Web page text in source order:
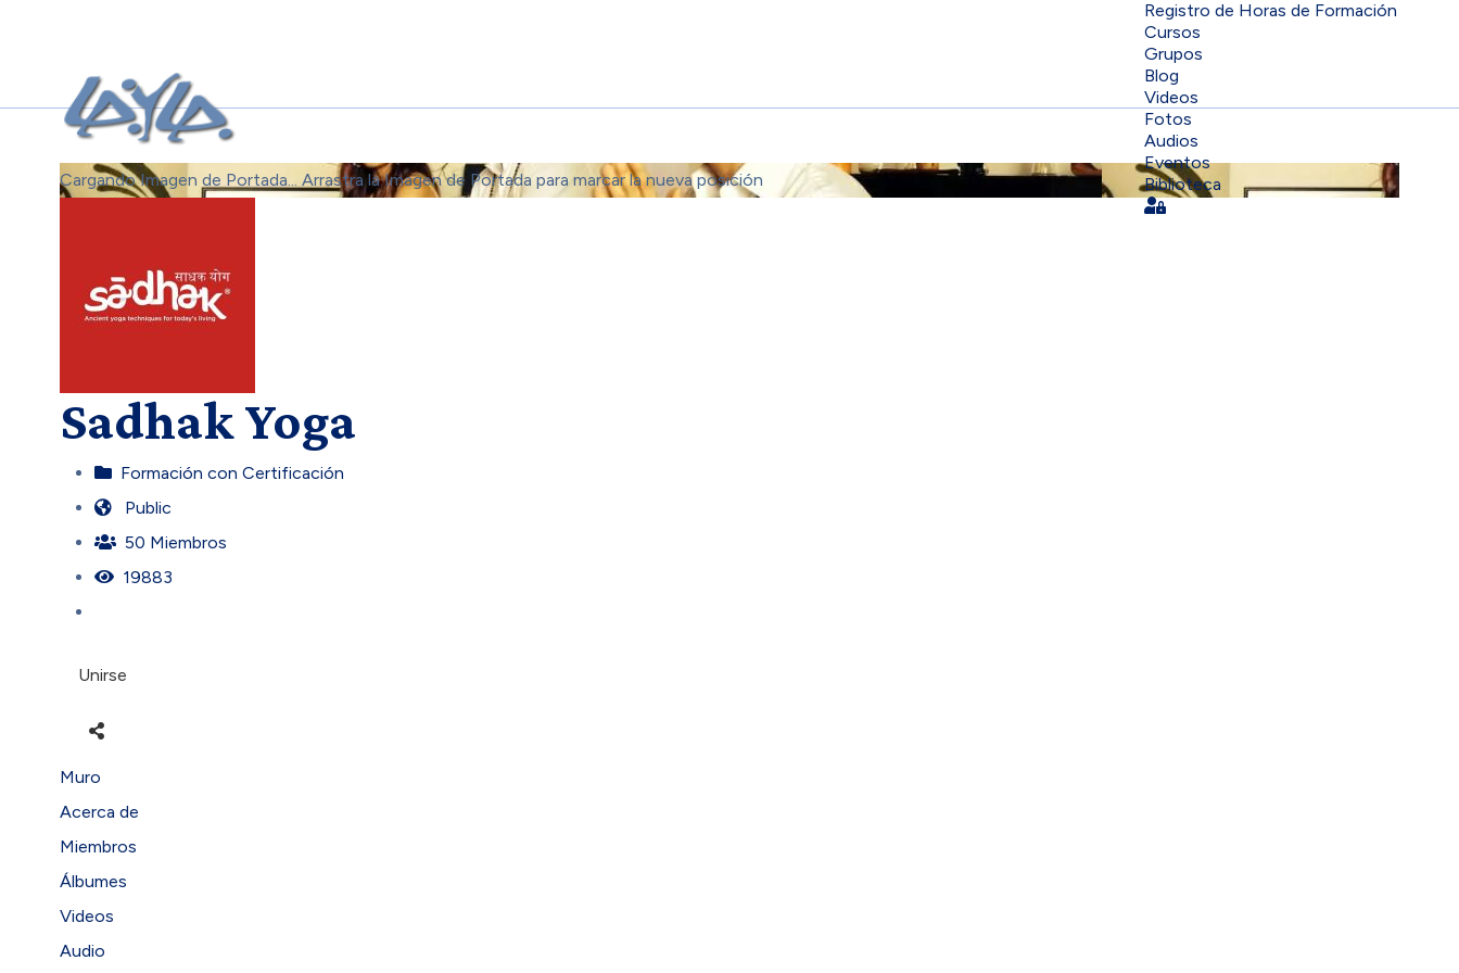
Registro de Horas de Formación
Cursos
Grupos
Blog
Videos
Fotos
Audios
Eventos
Biblioteca
Sign In
Cargando Imagen de Portada... Arrastra la Imagen de Portada para marcar la nueva posición
Sadhak Yoga
Formación con Certificación
Public
50 Miembros
19883
Unirse
Muro
Acerca de
Miembros
Álbumes
Videos
Audio